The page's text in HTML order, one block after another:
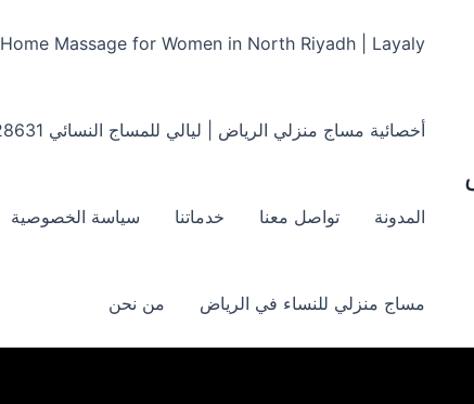
Home Massage for Women in North Riyadh | Layaly ‏‪0548728631
أخصائية مساج منزلي الرياض | ليالي للمساج النسائي ‏‪0548728631
المدونة تواصل معنا خدماتنا سياسة الخصوصية
مساج منزلي للنساء في الرياض من نحن